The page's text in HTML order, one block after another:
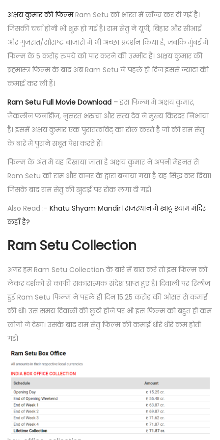
अक्षय कुमार की फिल्मRam Setu को भारत में लॉन्च कर दी गई है।
जिसकी चर्चा होनी भी शुरू हो गई है। राम सेतु ने यूपी, बिहार और सीआई
और गुजरात/सौराष्ट्र बाजारों में भी अच्छा प्रदर्शन किया है, जबकि मुंबई में
फिल्म के 5 करोड़ रुपये को पार करने की उम्मीद है। अक्षय कुमार की
ब्रह्मास्त्र फिल्म के बाद अब Ram Setu ने पहले ही दिन इससे ज्यादा की
कमाई कर ली हैं।
Ram Setu Full Movie Download –इस फिल्म में अक्षय कुमार,
जैकलीन फर्नांडीज, नुसरत भरुचा और सत्य देव ने मुख्य किरदर निभाया
है। इसमें अक्षय कुमार एक पुरातत्वविद् का रोल करते है जो की राम सेतु
के बारे में पुराने सबूत पेश करते हैं।
फिल्म के अंत में यह दिखाया जाता है अक्षय कुमार ने अपनी मेहनत से
Ram Setu को राम और वानर के द्वारा बनाया गया है यह सिद्ध कर दिया।
जिसके बाद राम सेतु की खुदाई पर रोक लगा दी गई।
Also Read :- Khatu Shyam Mandir। राजस्थान में खाटू श्याम मंदिर
कहाँ है?
Ram Setu Collection
अगर हम Ram Setu Collection के बारे में बात करें तो इस फिल्म को
लेकर दर्शको से काफी सकारात्मक संदेश प्राप्त हुए है। दिवाली पर रिलीज
हुई Ram Setu फिल्म ने पहले ही दिन 15.25 करोड़ की औसत से कमाई
की थी। उस समय दिवाली की छूटी होने पर भी इस फिल्म को बहुत ही कम
लोगो ने देखा। उसके बाद राम सेतु फिल्म की कमाई धीरे धीरे कम होती
गई।